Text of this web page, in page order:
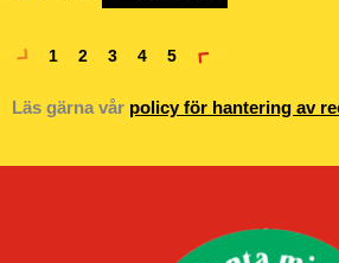
1 2 3 4 5
Läs gärna vår policy för hantering av